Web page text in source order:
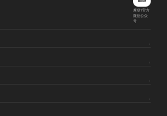
摩登7官方
微信公众
号